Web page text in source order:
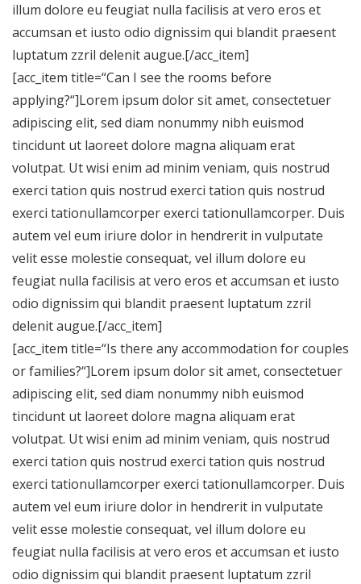
illum dolore eu feugiat nulla facilisis at vero eros et
accumsan et iusto odio dignissim qui blandit praesent
luptatum zzril delenit augue.[/acc_item]
[acc_item title=“Can I see the rooms before
applying?“]Lorem ipsum dolor sit amet, consectetuer
adipiscing elit, sed diam nonummy nibh euismod
tincidunt ut laoreet dolore magna aliquam erat
volutpat. Ut wisi enim ad minim veniam, quis nostrud
exerci tation quis nostrud exerci tation quis nostrud
exerci tationullamcorper exerci tationullamcorper. Duis
autem vel eum iriure dolor in hendrerit in vulputate
velit esse molestie consequat, vel illum dolore eu
feugiat nulla facilisis at vero eros et accumsan et iusto
odio dignissim qui blandit praesent luptatum zzril
delenit augue.[/acc_item]
[acc_item title=“Is there any accommodation for couples
or families?“]Lorem ipsum dolor sit amet, consectetuer
adipiscing elit, sed diam nonummy nibh euismod
tincidunt ut laoreet dolore magna aliquam erat
volutpat. Ut wisi enim ad minim veniam, quis nostrud
exerci tation quis nostrud exerci tation quis nostrud
exerci tationullamcorper exerci tationullamcorper. Duis
autem vel eum iriure dolor in hendrerit in vulputate
velit esse molestie consequat, vel illum dolore eu
feugiat nulla facilisis at vero eros et accumsan et iusto
odio dignissim qui blandit praesent luptatum zzril